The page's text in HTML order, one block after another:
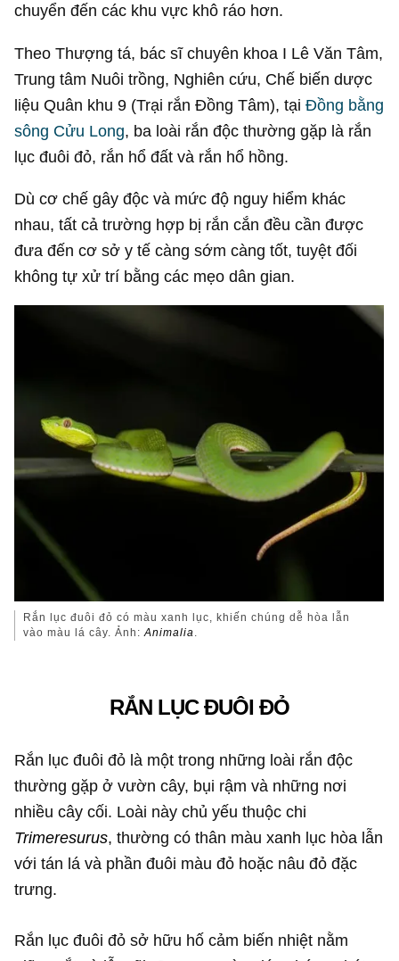
chuyển đến các khu vực khô ráo hơn.
Theo Thượng tá, bác sĩ chuyên khoa I Lê Văn Tâm,
Trung tâm Nuôi trồng, Nghiên cứu, Chế biến dược
liệu Quân khu 9 (Trại rắn Đồng Tâm), tạiĐồng bằng
sông Cửu Long, ba loài rắn độc thường gặp là rắn
lục đuôi đỏ, rắn hổ đất và rắn hổ hồng.
Dù cơ chế gây độc và mức độ nguy hiểm khác
nhau, tất cả trường hợp bị rắn cắn đều cần được
đưa đến cơ sở y tế càng sớm càng tốt, tuyệt đối
không tự xử trí bằng các mẹo dân gian.
Rắn lục đuôi đỏ có màu xanh lục, khiến chúng dễ hòa lẫn
vào màu lá cây. Ảnh:Animalia.
RẮN LỤC ĐUÔI ĐỎ
Rắn lục đuôi đỏ là một trong những loài rắn độc
thường gặp ở vườn cây, bụi rậm và những nơi
nhiều cây cối. Loài này chủ yếu thuộc chi
Trimeresurus, thường có thân màu xanh lục hòa lẫn
với tán lá và phần đuôi màu đỏ hoặc nâu đỏ đặc
trưng.
Rắn lục đuôi đỏ sở hữu hố cảm biến nhiệt nằm